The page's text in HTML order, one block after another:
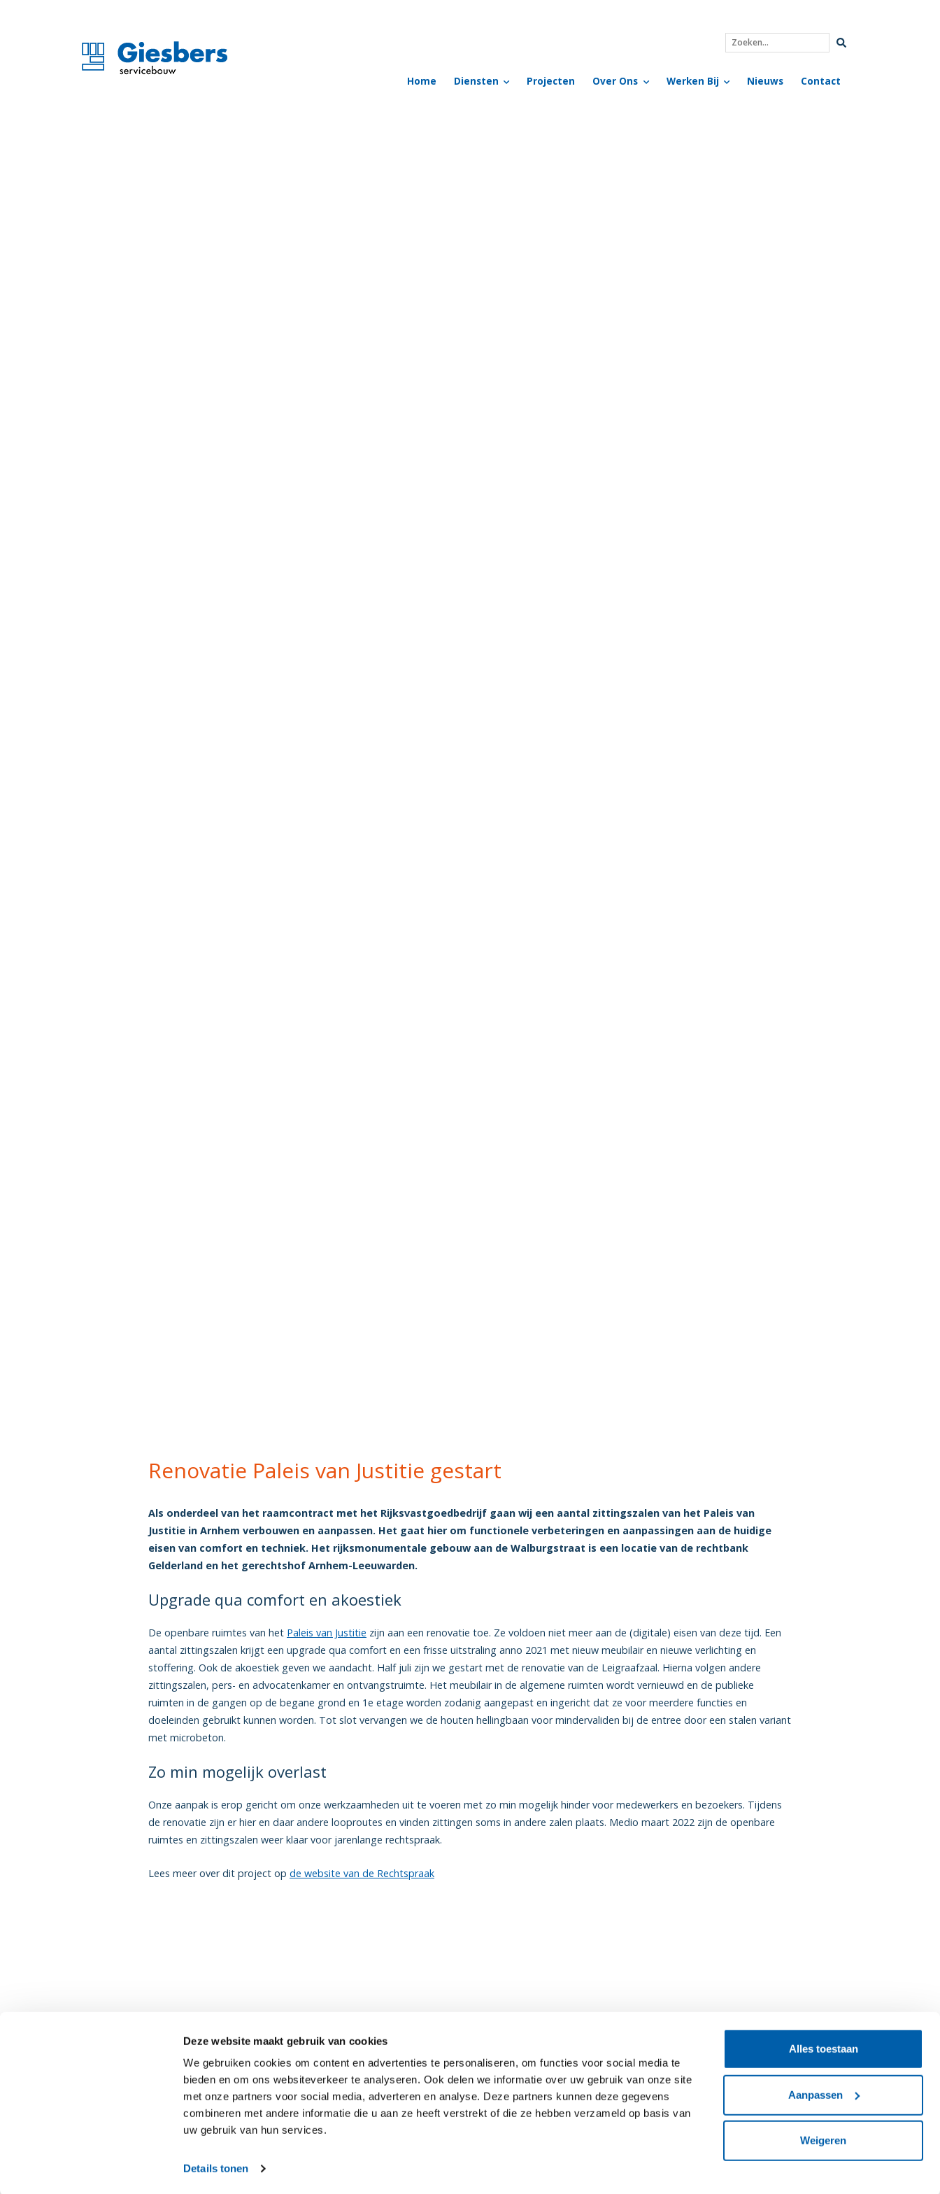
Deze website maakt gebruik van cookies
We gebruiken cookies om content en advertenties te personaliseren, om functies voor social media te
bieden en om ons websiteverkeer te analyseren. Ook delen we informatie over uw gebruik van onze site
met onze partners voor social media, adverteren en analyse. Deze partners kunnen deze gegevens
combineren met andere informatie die u aan ze heeft verstrekt of die ze hebben verzameld op basis van
uw gebruik van hun services.
Details tonen
Alles toestaan
Aanpassen
Weigeren
Zoeken...
Home Diensten Projecten Over Ons Werken Bij Nieuws Contact
Renovatie Paleis van Justitie gestart
Als onderdeel van het raamcontract met het Rijksvastgoedbedrijf gaan wij een aantal zittingszalen van het Paleis van
Justitie in Arnhem verbouwen en aanpassen. Het gaat hier om functionele verbeteringen en aanpassingen aan de huidige
eisen van comfort en techniek. Het rijksmonumentale gebouw aan de Walburgstraat is een locatie van de rechtbank
Gelderland en het gerechtshof Arnhem-Leeuwarden.
Upgrade qua comfort en akoestiek
De openbare ruimtes van het Paleis van Justitie zijn aan een renovatie toe. Ze voldoen niet meer aan de (digitale) eisen van deze tijd. Een
aantal zittingszalen krijgt een upgrade qua comfort en een frisse uitstraling anno 2021 met nieuw meubilair en nieuwe verlichting en
stoffering. Ook de akoestiek geven we aandacht. Half juli zijn we gestart met de renovatie van de Leigraafzaal. Hierna volgen andere
zittingszalen, pers- en advocatenkamer en ontvangstruimte. Het meubilair in de algemene ruimten wordt vernieuwd en de publieke
ruimten in de gangen op de begane grond en 1e etage worden zodanig aangepast en ingericht dat ze voor meerdere functies en
doeleinden gebruikt kunnen worden. Tot slot vervangen we de houten hellingbaan voor mindervaliden bij de entree door een stalen variant
met microbeton.
Zo min mogelijk overlast
Onze aanpak is erop gericht om onze werkzaamheden uit te voeren met zo min mogelijk hinder voor medewerkers en bezoekers. Tijdens
de renovatie zijn er hier en daar andere looproutes en vinden zittingen soms in andere zalen plaats. Medio maart 2022 zijn de openbare
ruimtes en zittingszalen weer klaar voor jarenlange rechtspraak.
Lees meer over dit project op de website van de Rechtspraak